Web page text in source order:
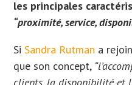
les principales
“proximité, service,
SiSandra Rutman a
que son concept, “